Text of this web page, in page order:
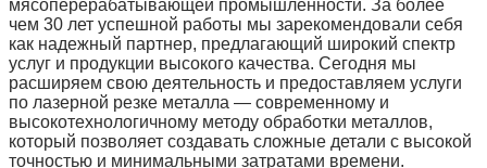
мясоперерабатывающей промышленности. За более
чем 30 лет успешной работы мы зарекомендовали себя
как надежный партнер, предлагающий широкий спектр
услуг и продукции высокого качества. Сегодня мы
расширяем свою деятельность и предоставляем услуги
по лазерной резке металла — современному и
высокотехнологичному методу обработки металлов,
который позволяет создавать сложные детали с высокой
точностью и минимальными затратами времени.